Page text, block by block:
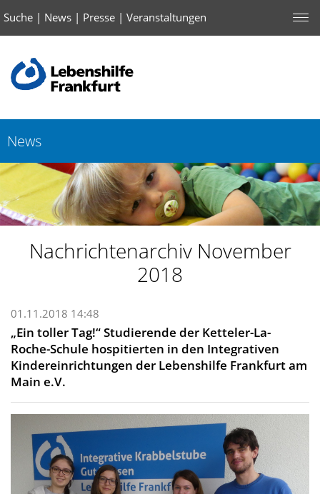
Suche | News | Presse | Veranstaltungen
News
Nachrichtenarchiv November
2018
01.11.2018 14:48
„Ein toller Tag!“ Studierende der Ketteler-La-
Roche-Schule hospitierten in den Integrativen
Kindereinrichtungen der Lebenshilfe Frankfurt am
Main e.V.